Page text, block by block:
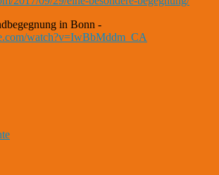
in Bonn -
watch?v=IwBbMddm_CA